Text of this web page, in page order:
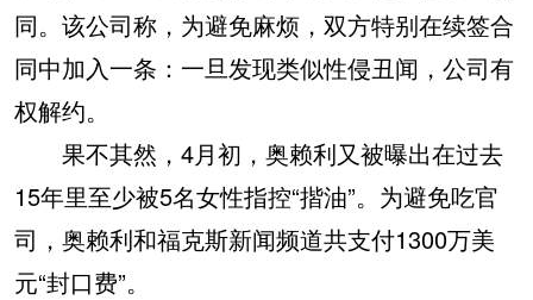
同。该公司称，为避免麻烦，双方特别在续签合
同中加入一条：一旦发现类似性侵丑闻，公司有
权解约。
果不其然，4月初，奥赖利又被曝出在过去
15年里至少被5名女性指控“揩油”。为避免吃官
司，奥赖利和福克斯新闻频道共支付1300万美
元“封口费”。